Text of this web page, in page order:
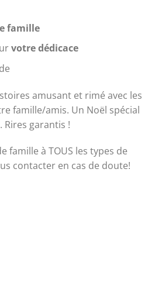
famille
votre dédicace
amusant et rimé avec les
famille/amis. Un Noël spécial
garantis !
famille à TOUS les types de
contacter en cas de doute!